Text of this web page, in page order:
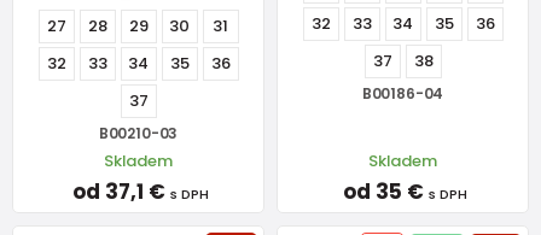
27 28 29 30
31
32
33 34 35
36
37
B00210-03
Skladem
od 37,1 € s DPH
32
33 34 35
36
37
38
B00186-04
Skladem
od 35 € s DPH